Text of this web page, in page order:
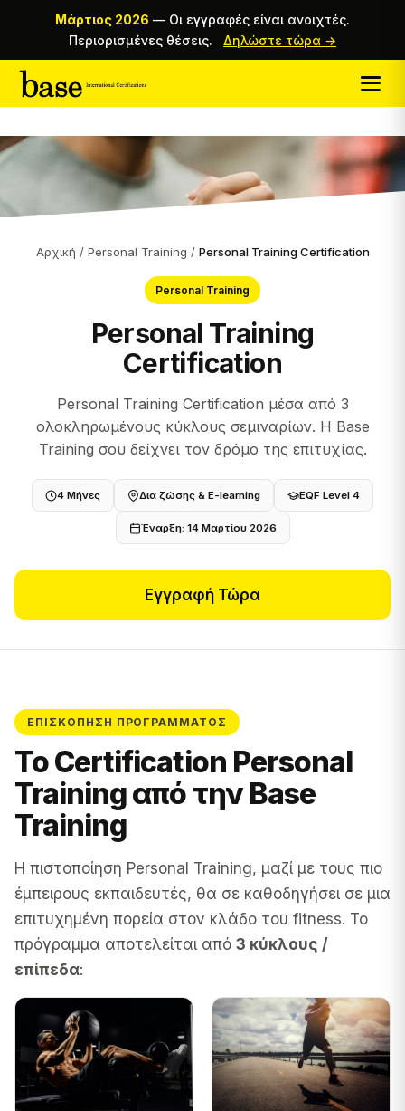
Μάρτιος 2026 — Οι εγγραφές είναι ανοιχτές.
Περιορισμένες θέσεις.
Δηλώστε τώρα →
Αρχική / Personal Training / Personal Training Certification
Personal Training
Personal Training
Certification
Personal Training Certification μέσα από 3
ολοκληρωμένους κύκλους σεμιναρίων. Η Base
Training σου δείχνει τον δρόμο της επιτυχίας.
4 Μήνες Δια ζώσης & E-learning EQF Level 4
Έναρξη: 14 Μαρτίου 2026
Εγγραφή Τώρα
ΕΠΙΣΚΌΠΗΣΗ ΠΡΟΓΡΆΜΜΑΤΟΣ
Το Certification Personal
Training από την Base
Training
Η πιστοποίηση Personal Training, μαζί με τους πιο
έμπειρους εκπαιδευτές, θα σε καθοδηγήσει σε μια
επιτυχημένη πορεία στον κλάδο του fitness. Το
πρόγραμμα αποτελείται από 3 κύκλους /
επίπεδα: